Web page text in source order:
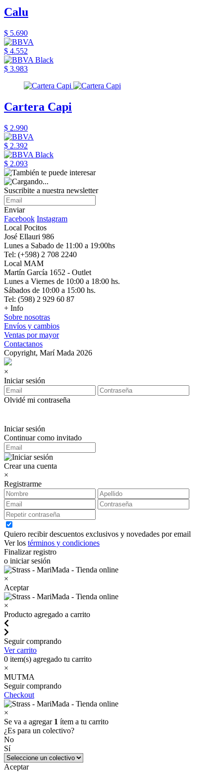
Calu
$ 5.690
$ 4.552
$ 3.983
Cartera Capi
$ 2.990
$ 2.392
$ 2.093
Suscribite a nuestra newsletter
Enviar
Facebook Instagram
Local Pocitos
José Ellauri 986
Lunes a Sabado de 11:00 a 19:00hs
Tel: (+598) 2 708 2240
Local MAM
Martín García 1652 - Outlet
Lunes a Viernes de 10:00 a 18:00 hs.
Sábados de 10:00 a 15:00 hs.
Tel: (598) 2 929 60 87
+ Info
Sobre nosotras
Envíos y cambios
Ventas por mayor
Contactanos
Copyright, Marí Mada 2026
×
Iniciar sesión
Olvidé mi contraseña
Iniciar sesión
Continuar como invitado
Crear una cuenta
×
Registrarme
Quiero recibir descuentos exclusivos y novedades por email
Ver los términos y condiciones
Finalizar registro
o iniciar sesión
×
Aceptar
×
Producto agregado a carrito
Seguir comprando
Ver carrito
0 item(s) agregado tu carrito
×
MUTMA
Seguir comprando
Checkout
×
Se va a agregar 1 ítem a tu carrito
¿Es para un colectivo?
No
Sí
Aceptar